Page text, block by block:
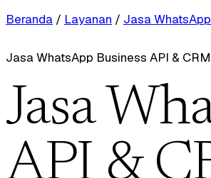
Beranda / Layanan / Jasa
Jasa WhatsApp Business API & CRM
Jasa
API &